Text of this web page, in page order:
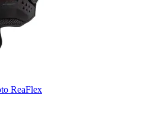
ReaFlex